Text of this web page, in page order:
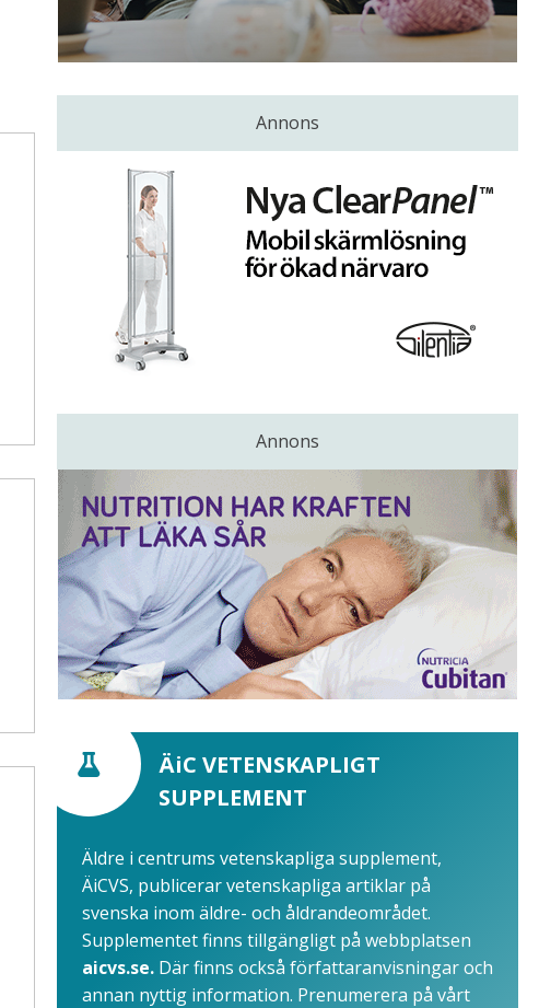
Annons
Annons
ÄiC VETENSKAPLIGT
SUPPLEMENT
Äldre i centrums vetenskapliga supplement,
ÄiCVS, publicerar vetenskapliga artiklar på
svenska inom äldre- och åldrandeområdet.
Supplementet finns tillgängligt på webbplatsen
aicvs.se. Där finns också författaranvisningar och
annan nyttig information. Prenumerera på vårt